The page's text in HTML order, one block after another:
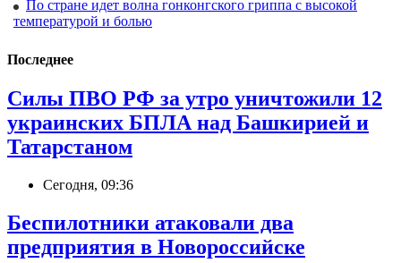
По стране идет волна гонконгского гриппа с высокой
температурой и болью
Последнее
Силы ПВО РФ за утро уничтожили 12
украинских БПЛА над Башкирией и
Татарстаном
Сегодня, 09:36
Беспилотники атаковали два
предприятия в Новороссийске